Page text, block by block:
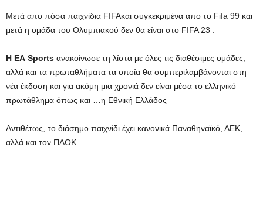
Μετά απο πόσα παιχνίδια FIFAκαι συγκεκριμένα απο το Fifa 99 και
μετά η ομάδα του Ολυμπιακού δεν θα είναι στο FIFA 23 .
Η ΕΑ Sports ανακοίνωσε τη λίστα με όλες τις διαθέσιμες ομάδες,
αλλά και τα πρωταθλήματα τα οποία θα συμπεριλαμβάνονται στη
νέα έκδοση και για ακόμη μια χρονιά δεν είναι μέσα το ελληνικό
πρωτάθλημα όπως και …η Εθνική Ελλάδος
Αντιθέτως, το διάσημο παιχνίδι έχει κανονικά Παναθηναϊκό, ΑΕΚ,
αλλά και τον ΠΑΟΚ.